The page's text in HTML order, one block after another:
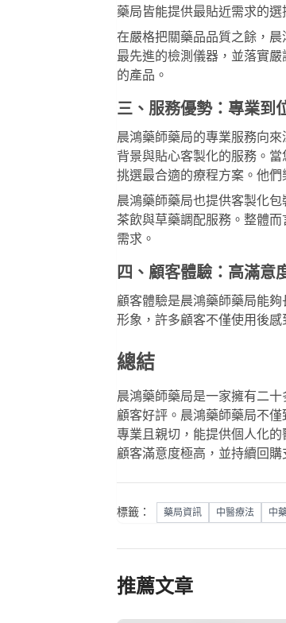
藥局皆能提供最貼近需求的選
在嚴格把關藥品品質之餘，
最先進的檢測儀器，並落實
的產品。
三、服務優勢：專業到
晨鴻藥師藥局的專業服務向
背景與貼心客製化的服務。
挑選最合適的療程方案。他
晨鴻藥師藥局也提供客製化
茶飲與草藥調配服務。整體
需求。
四、顧客體驗：高滿意
顧客體驗是晨鴻藥師藥局能
形象，許多顧客不僅使用後
總結
晨鴻藥師藥局是一家擁有二
顧客好評。晨鴻藥師藥局不
專業且親切，能提供個人化
顧客滿意度極高，並持續回購
標籤： 藥局資訊 中醫療法 中
推薦文章